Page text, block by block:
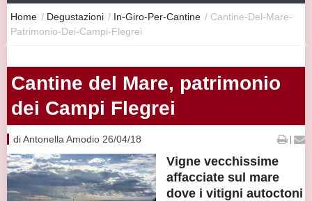
Home / Degustazioni / In-Giro-Per-Cantine / Cantine-Del-Mare-
Patrimonio-Dei-Campi-Flegrei
Cantine del Mare, patrimonio
dei Campi Flegrei
di Antonella Amodio 26/04/18 |
Vigne vecchissime
affacciate sul mare
dove i vitigni autoctoni